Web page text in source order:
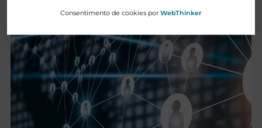
Consentimento de cookies por WebThinker